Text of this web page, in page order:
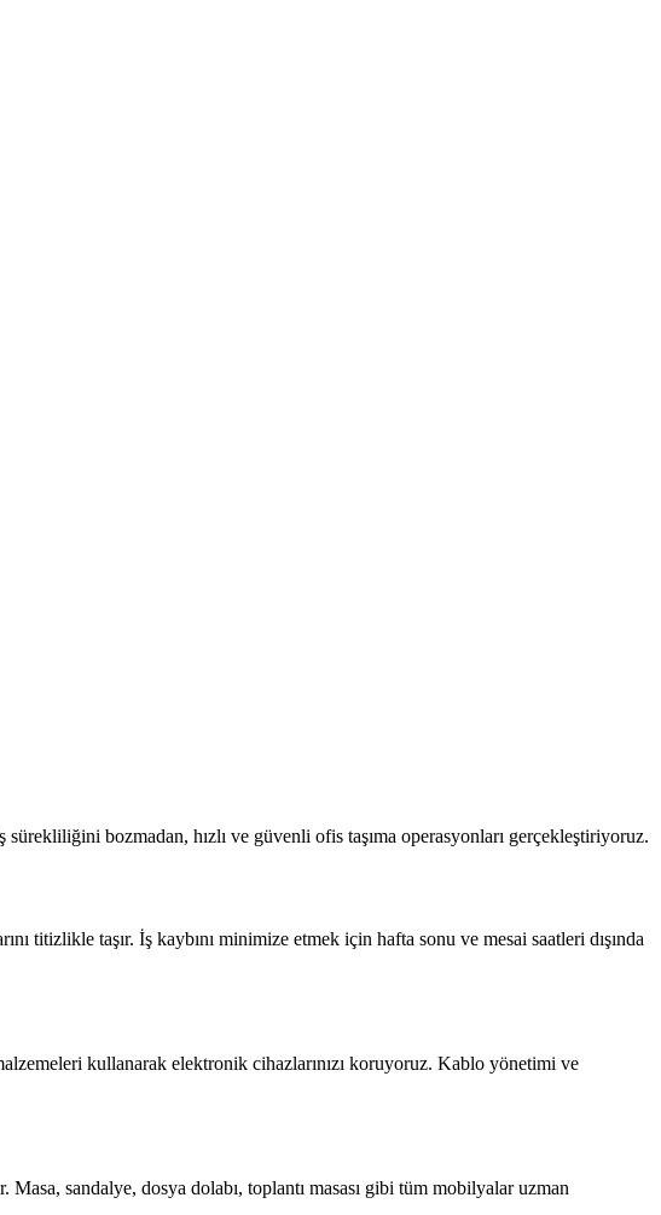
bozmadan, hızlı ve güvenli ofis taşıma operasyonları gerçekleştiriyoruz.
titizlikle taşır. İş kaybını minimize etmek için hafta sonu ve mesai saatleri dışında
kullanarak elektronik cihazlarınızı koruyoruz. Kablo yönetimi ve
Masa, sandalye, dosya dolabı, toplantı masası gibi tüm mobilyalar uzman